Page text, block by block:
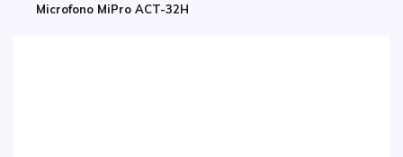
Microfono MiPro ACT-32H